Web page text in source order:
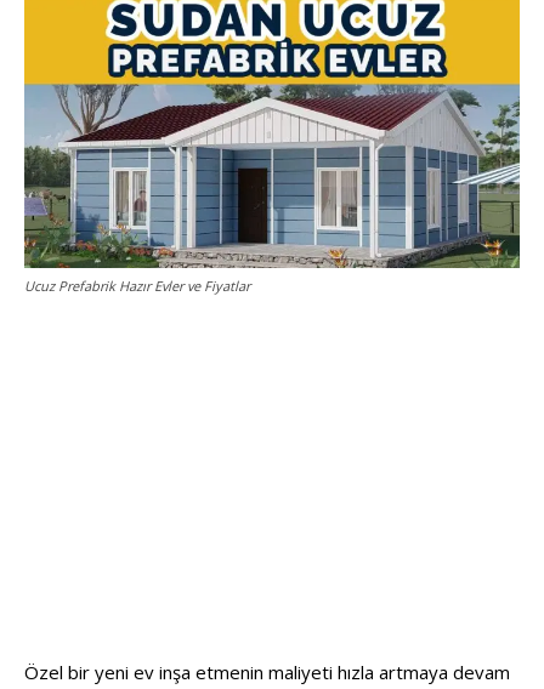
Ucuz Prefabrik Hazır Evler ve Fiyatlar
Özel bir yeni ev inşa etmenin maliyeti hızla artmaya devam